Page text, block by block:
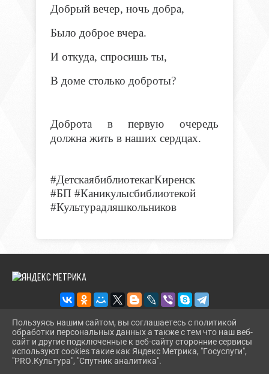
Добрый вечер, ночь добра,
Было доброе вчера.
И откуда, спросишь ты,
В доме столько доброты?
Доброта в первую очередь
должна жить в наших сердцах.
#ДетскаябиблиотекагКиренск
#БП #Каникулысбиблиотекой
#Культурадляшкольников
2026 Г. DETCBSKIRENSK.RU
ВХОД
КАРТА САЙТА
Пользуясь нашим сайтом, вы соглашаетесь с политикой
обработки персональных данных а также с тем что наш веб-
сайт и другие подключенные к веб-сайту сторонние сервисы
используют cookies такие как Яндекс Метрика, "Госуслуги",
"PRO.Культура", "Спутник аналитика".